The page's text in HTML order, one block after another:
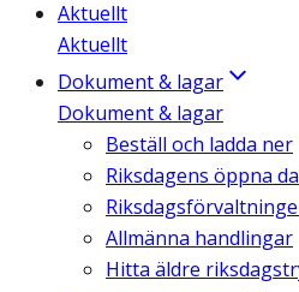
Aktuellt
Aktuellt
Dokument & lagar
Dokument & lagar
Beställ och ladda ner
Riksdagens öppna
Allmänna handlingar
Hitta äldre